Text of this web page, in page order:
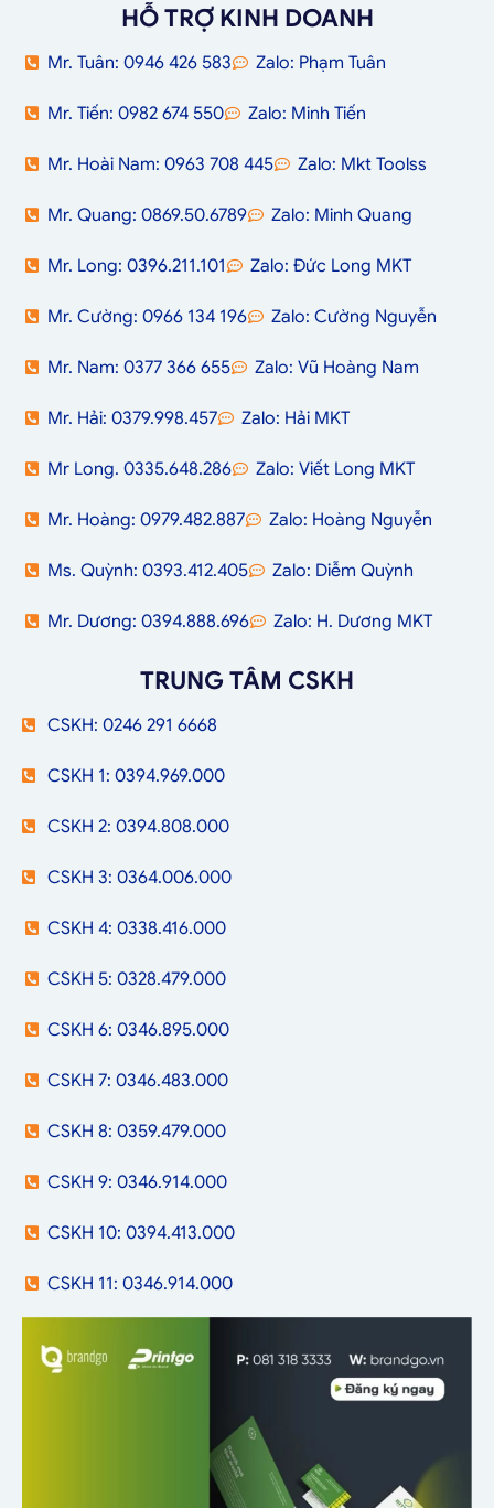
HỖ TRỢ KINH DOANH
Mr. Tuân: 0946 426 583 Zalo: Phạm Tuân
Mr. Tiến: 0982 674 550 Zalo: Minh Tiến
Mr. Hoài Nam: 0963 708 445 Zalo: Mkt Toolss
Mr. Quang: 0869.50.6789 Zalo: Minh Quang
Mr. Long: 0396.211.101 Zalo: Đức Long MKT
Mr. Cường: 0966 134 196 Zalo: Cường Nguyễn
Mr. Nam: 0377 366 655 Zalo: Vũ Hoàng Nam
Mr. Hải: 0379.998.457 Zalo: Hải MKT
Mr Long. 0335.648.286 Zalo: Viết Long MKT
Mr. Hoàng: 0979.482.887 Zalo: Hoàng Nguyễn
Ms. Quỳnh: 0393.412.405 Zalo: Diễm Quỳnh
Mr. Dương: 0394.888.696 Zalo: H. Dương MKT
TRUNG TÂM CSKH
CSKH: 0246 291 6668
CSKH 1: 0394.969.000
CSKH 2: 0394.808.000
CSKH 3: 0364.006.000
CSKH 4: 0338.416.000
CSKH 5: 0328.479.000
CSKH 6: 0346.895.000
CSKH 7: 0346.483.000
CSKH 8: 0359.479.000
CSKH 9: 0346.914.000
CSKH 10: 0394.413.000
CSKH 11: 0346.914.000